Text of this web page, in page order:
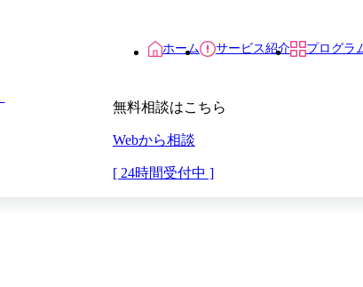
ホーム サービス紹介 プログラ
無料相談はこちら
Webから相談
[ 24時間受付中 ]